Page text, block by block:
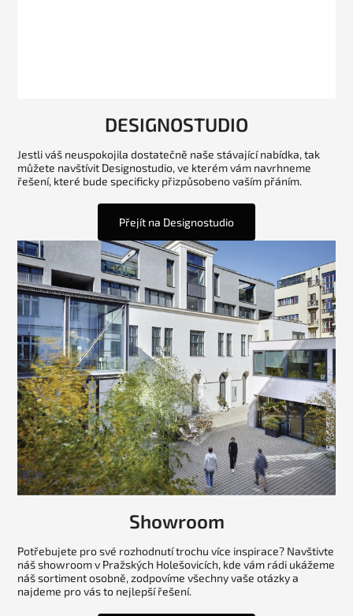
DESIGNOSTUDIO
Jestli váš neuspokojila dostatečně naše stávající nabídka, tak
můžete navštívit Designostudio, ve kterém vám navrhneme
řešení, které bude specificky přizpůsobeno vaším přáním.
Přejít na Designostudio
Showroom
Potřebujete pro své rozhodnutí trochu více inspirace? Navštivte
náš showroom v Pražských Holešovicích, kde vám rádi ukážeme
náš sortiment osobně, zodpovíme všechny vaše otázky a
najdeme pro vás to nejlepší řešení.